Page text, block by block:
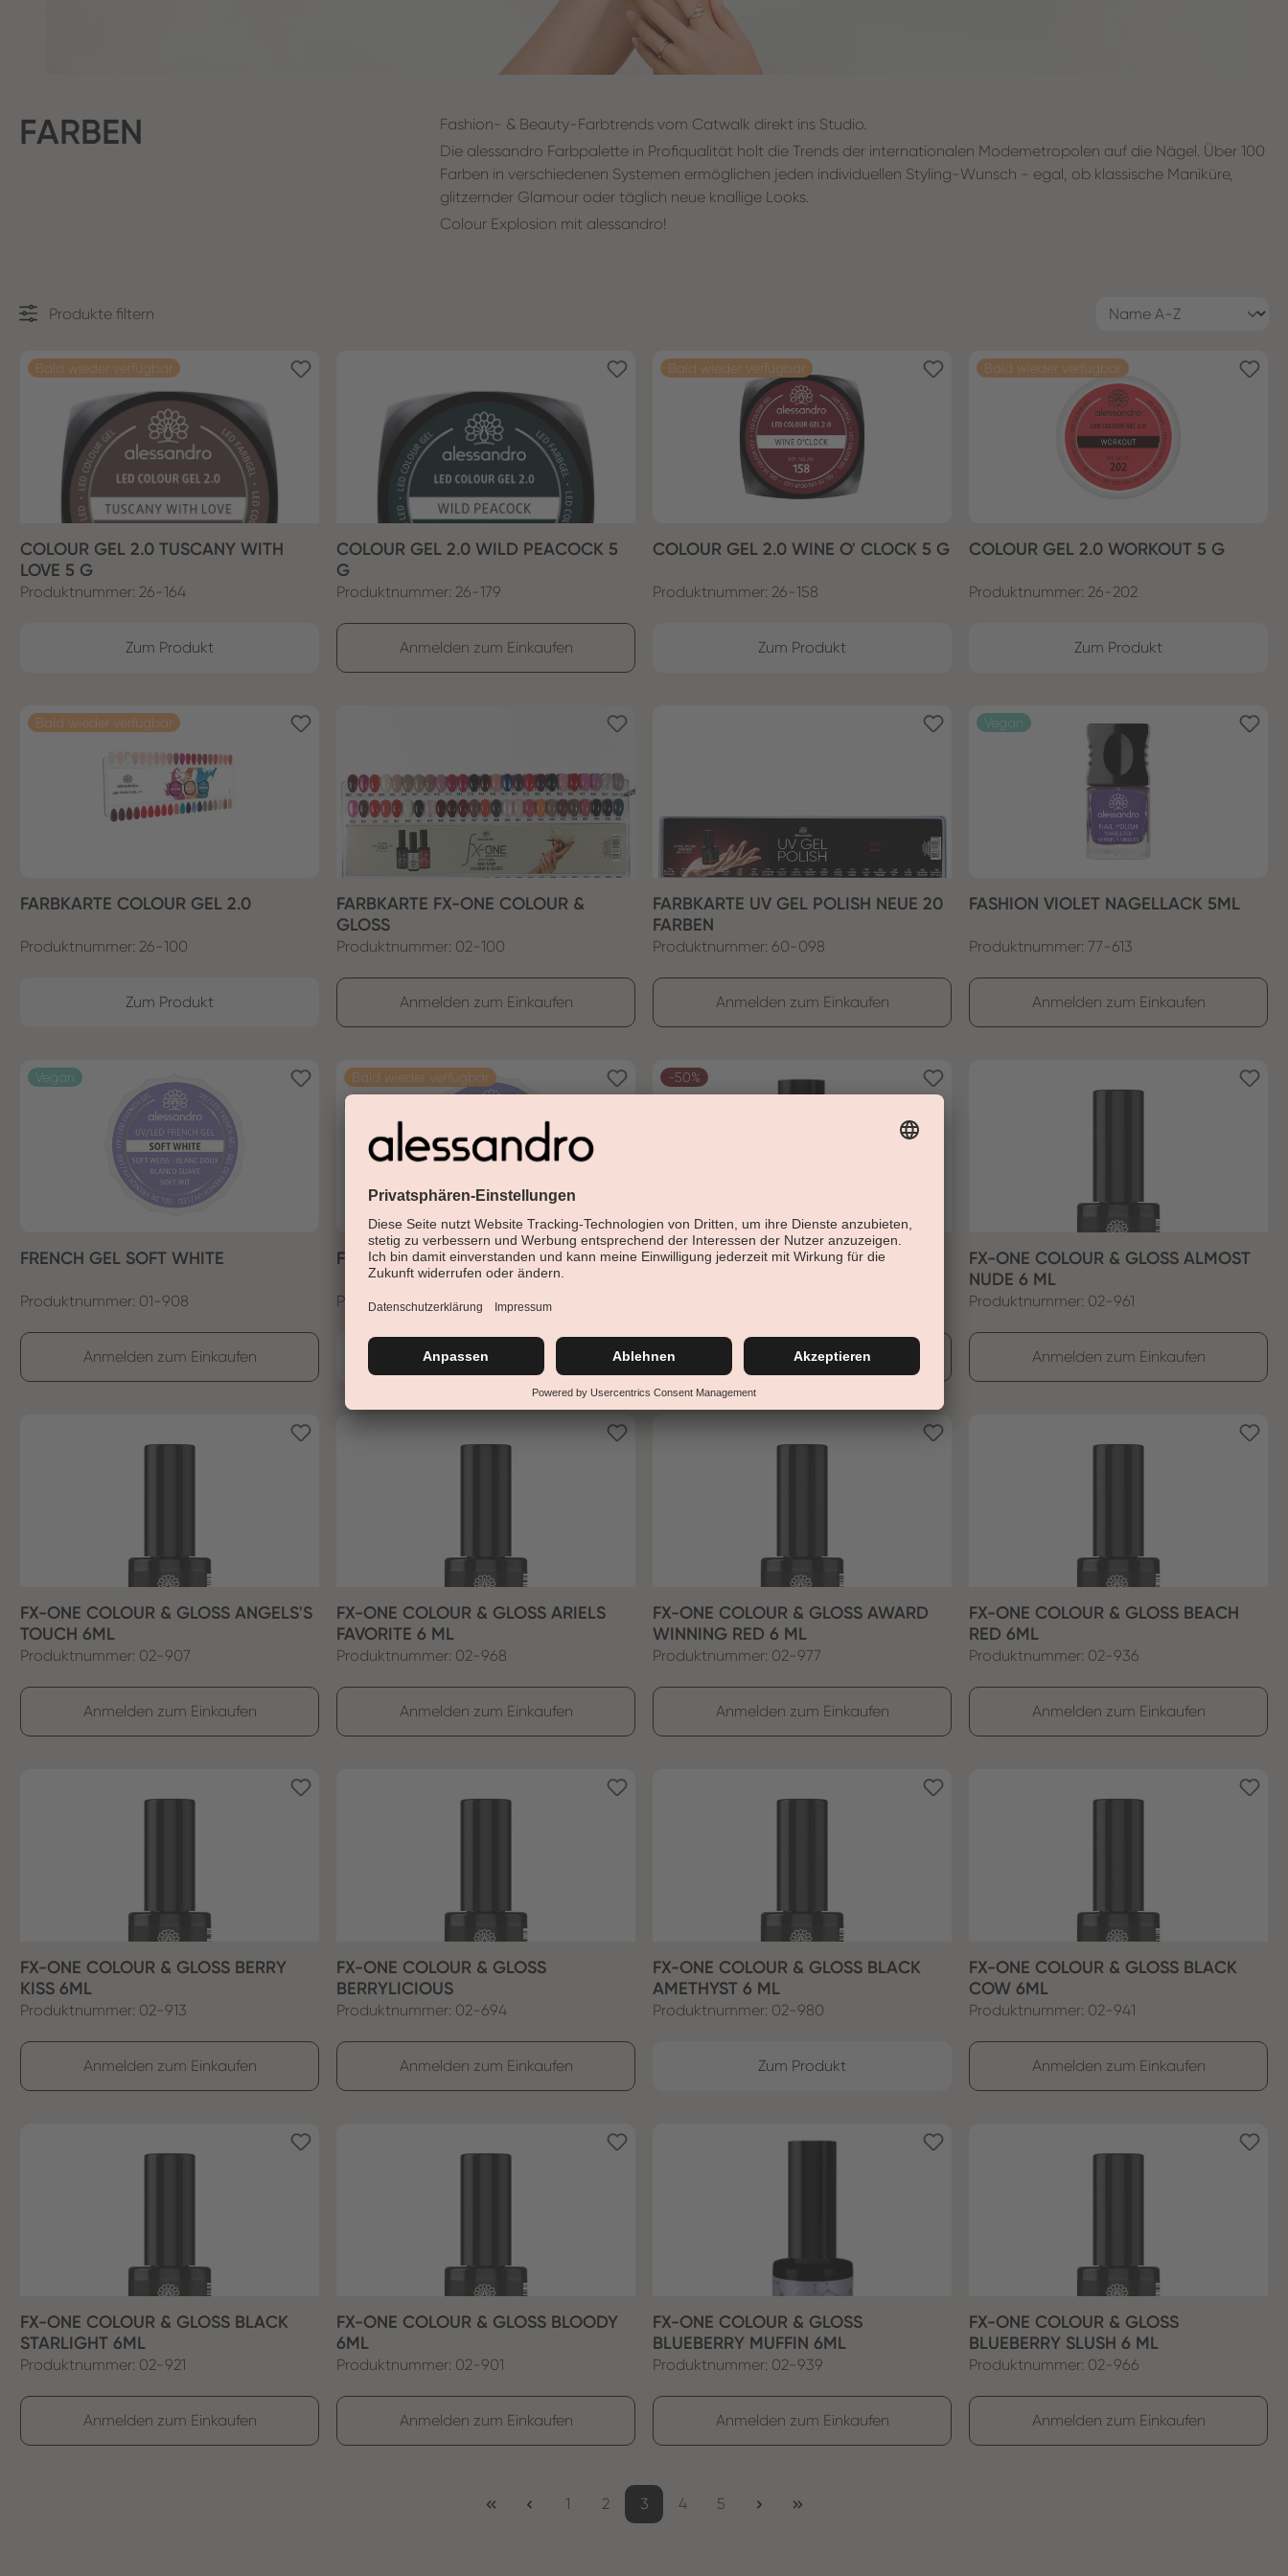
FARBEN
Fashion- & Beauty-Farbtrends vom Catwalk direkt ins Studio.
Die alessandro Farbpalette in Profiqualität holt die Trends der internationalen Modemetropolen auf die Nägel. Über 100
Farben in verschiedenen Systemen ermöglichen jeden individuellen Styling-Wunsch - egal, ob klassische Maniküre,
glitzernder Glamour oder täglich neue knallige Looks.
Colour Explosion mit alessandro!
Produkte filtern
Bald wieder verfügbar
COLOUR GEL 2.0 TUSCANY WITH
LOVE 5 G
Produktnummer: 26-164
Zum Produkt
COLOUR GEL 2.0 WILD PEACOCK 5
G
Produktnummer: 26-179
Anmelden zum Einkaufen
Bald wieder verfügbar
COLOUR GEL 2.0 WINE O' CLOCK 5 G
Produktnummer: 26-158
Zum Produkt
Bald wieder verfügbar
COLOUR GEL 2.0 WORKOUT 5 G
Produktnummer: 26-202
Zum Produkt
Bald wieder verfügbar
FARBKARTE COLOUR GEL 2.0
Produktnummer: 26-100
Zum Produkt
FARBKARTE FX-ONE COLOUR &
GLOSS
Produktnummer: 02-100
Anmelden zum Einkaufen
FARBKARTE UV GEL POLISH NEUE 20
FARBEN
Produktnummer: 60-098
Anmelden zum Einkaufen
Vegan
FASHION VIOLET NAGELLACK 5ML
Produktnummer: 77-613
Anmelden zum Einkaufen
Vegan
FRENCH GEL SOFT WHITE
Produktnummer: 01-908
Anmelden zum Einkaufen
Bald wieder verfügbar
FRENCH GEL SOFT WHITE 5G
Produktnummer: 02-093
Zum Produkt
-50%
FX ONE COLOUR & GLOSS SNOWY
Anmelden zum Einkaufen
FX-ONE COLOUR & GLOSS ALMOST
NUDE 6 ML
Produktnummer: 02-961
Anmelden zum Einkaufen
FX-ONE COLOUR & GLOSS ANGELS'S
TOUCH 6ML
Produktnummer: 02-907
Anmelden zum Einkaufen
FX-ONE COLOUR & GLOSS ARIELS
FAVORITE 6 ML
Produktnummer: 02-968
Anmelden zum Einkaufen
FX-ONE COLOUR & GLOSS AWARD
WINNING RED 6 ML
Produktnummer: 02-977
Anmelden zum Einkaufen
FX-ONE COLOUR & GLOSS BEACH
RED 6ML
Produktnummer: 02-936
Anmelden zum Einkaufen
FX-ONE COLOUR & GLOSS BERRY
KISS 6ML
Produktnummer: 02-913
Anmelden zum Einkaufen
FX-ONE COLOUR & GLOSS
BERRYLICIOUS
Produktnummer: 02-694
Anmelden zum Einkaufen
FX-ONE COLOUR & GLOSS BLACK
AMETHYST 6 ML
Produktnummer: 02-980
Zum Produkt
FX-ONE COLOUR & GLOSS BLACK
COW 6ML
Produktnummer: 02-941
Anmelden zum Einkaufen
FX-ONE COLOUR & GLOSS BLACK
STARLIGHT 6ML
Produktnummer: 02-921
Anmelden zum Einkaufen
FX-ONE COLOUR & GLOSS BLOODY
6ML
Produktnummer: 02-901
Anmelden zum Einkaufen
FX-ONE COLOUR & GLOSS
BLUEBERRY MUFFIN 6ML
Produktnummer: 02-939
Anmelden zum Einkaufen
FX-ONE COLOUR & GLOSS
BLUEBERRY SLUSH 6 ML
Produktnummer: 02-966
Anmelden zum Einkaufen
Seite
1 Seite
2 Seite
3 Seite
4 Seite
5